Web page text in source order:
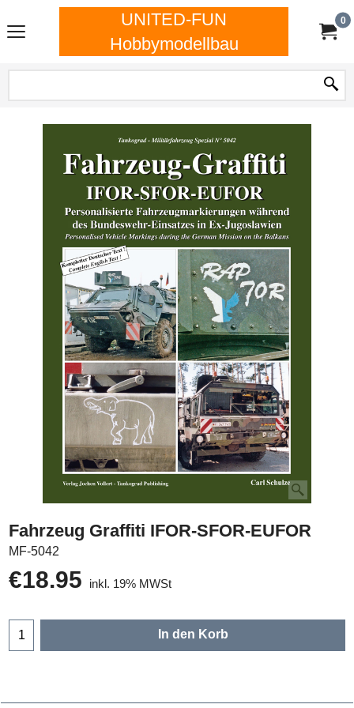
UNITED-FUN
Hobbymodellbau
0
Fahrzeug Graffiti IFOR-SFOR-EUFOR
MF-5042
€18.95 inkl. 19% MWSt
In den Korb